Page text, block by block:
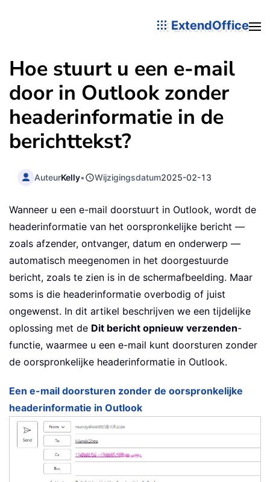
ExtendOffice
Hoe stuurt u een e-mail
door in Outlook zonder
headerinformatie in de
berichttekst?
AuteurKelly• Wijzigingsdatum2025-02-13
Wanneer u een e-mail doorstuurt in Outlook, wordt de
headerinformatie van het oorspronkelijke bericht —
zoals afzender, ontvanger, datum en onderwerp —
automatisch meegenomen in het doorgestuurde
bericht, zoals te zien is in de schermafbeelding. Maar
soms is die headerinformatie overbodig of juist
ongewenst. In dit artikel beschrijven we een tijdelijke
oplossing met de Dit bericht opnieuw verzenden-
functie, waarmee u een e-mail kunt doorsturen zonder
de oorspronkelijke headerinformatie in Outlook.
Een e-mail doorsturen zonder de oorspronkelijke
headerinformatie in Outlook